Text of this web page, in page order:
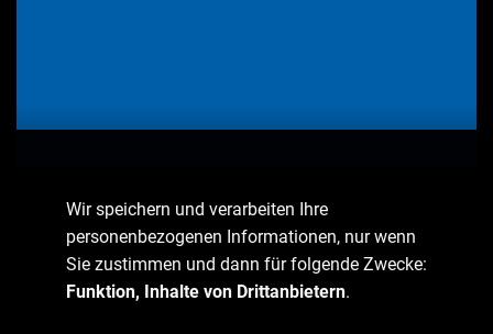
Wir speichern und verarbeiten Ihre
personenbezogenen Informationen, nur wenn
Sie zustimmen und dann für folgende Zwecke:
Funktion, Inhalte von Drittanbietern.